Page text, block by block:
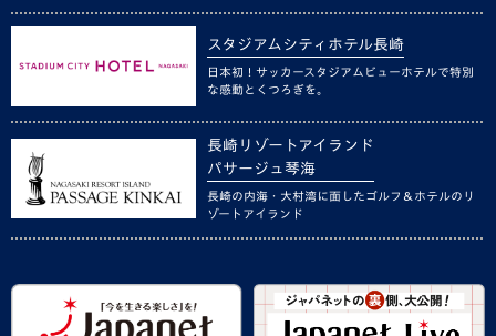
スタジアムシティホテル長崎
日本初！サッカースタジアムビューホテルで特別
な感動とくつろぎを。
長崎リゾートアイランド
パサージュ琴海
長崎の内海・大村湾に面したゴルフ＆ホテルのリ
ゾートアイランド